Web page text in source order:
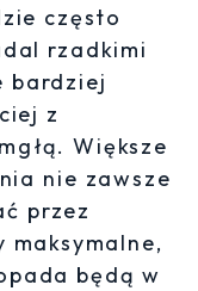
często
rzadkimi
bardziej
z
Większe
nie zawsze
przez
maksymalne,
będą w